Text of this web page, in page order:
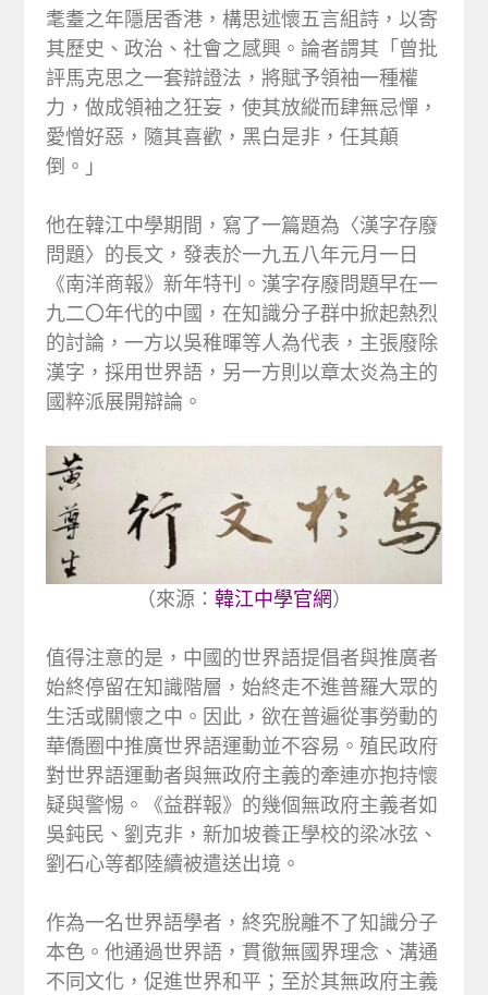
耄耋之年隱居香港，構思述懷五言組詩，以寄
其歷史、政治、社會之感興。論者謂其「曾批
評馬克思之一套辯證法，將賦予領袖一種權
力，做成領袖之狂妄，使其放縱而肆無忌憚，
愛憎好惡，隨其喜歡，黑白是非，任其顛
倒。」
他在韓江中學期間，寫了一篇題為〈漢字存廢
問題〉的長文，發表於一九五八年元月一日
《南洋商報》新年特刊。漢字存廢問題早在一
九二〇年代的中國，在知識分子群中掀起熱烈
的討論，一方以吳稚暉等人為代表，主張廢除
漢字，採用世界語，另一方則以章太炎為主的
國粹派展開辯論。
（來源： 韓江中學官網）
值得注意的是，中國的世界語提倡者與推廣者
始終停留在知識階層，始終走不進普羅大眾的
生活或關懷之中。因此，欲在普遍從事勞動的
華僑圈中推廣世界語運動並不容易。殖民政府
對世界語運動者與無政府主義的牽連亦抱持懷
疑與警惕。《益群報》的幾個無政府主義者如
吳鈍民、劉克非，新加坡養正學校的梁冰弦、
劉石心等都陸續被遣送出境。
作為一名世界語學者，終究脫離不了知識分子
本色。他通過世界語，貫徹無國界理念、溝通
不同文化，促進世界和平；至於其無政府主義